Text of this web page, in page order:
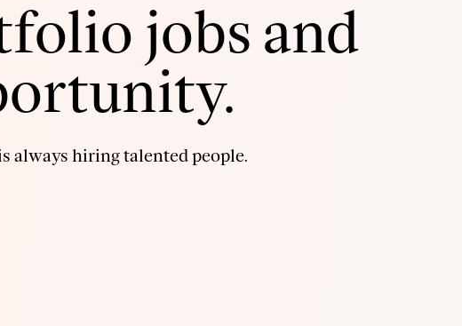
jobs and
always hiring talented people.